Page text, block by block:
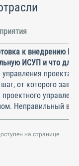
к внедрению
ИСУП и что для
от которого
Неправильный
на странице